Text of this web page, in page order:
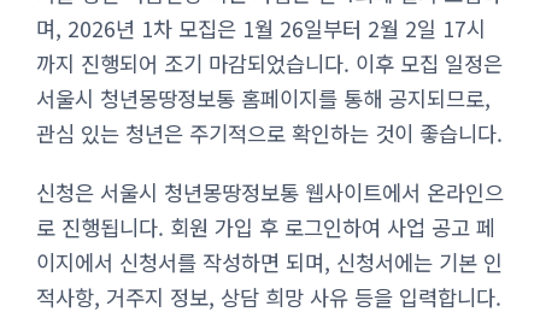
며, 2026년 1차 모집은 1월 26일부터 2월 2일 17시
까지 진행되어 조기 마감되었습니다. 이후 모집 일정은
서울시 청년몽땅정보통 홈페이지를 통해 공지되므로,
관심 있는 청년은 주기적으로 확인하는 것이 좋습니다.
신청은 서울시 청년몽땅정보통 웹사이트에서 온라인으
로 진행됩니다. 회원 가입 후 로그인하여 사업 공고 페
이지에서 신청서를 작성하면 되며, 신청서에는 기본 인
적사항, 거주지 정보, 상담 희망 사유 등을 입력합니다.